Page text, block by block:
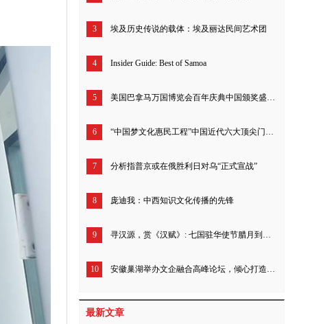
3 埃及历史传说的载体：埃及丽达民间艺术团
4 Insider Guide: Best of Samoa
5 美国巴拿马万国博览会百年庆典中国颁奖盛典北京举行
6 “中国梦文化惠民工程”中国近代六大顶尖门派书画真迹发行
7 分析指普京或在俄胜利日对乌“正式宣战”
8 庞迪我：中西知识文化传播的先锋
9 寻汉源，赏《汉赋》: 七国驻华使节腊月到汉中 !
10 安徽巢湖举办文企融合高峰论坛，倾心打造城市文化名片
最新文章